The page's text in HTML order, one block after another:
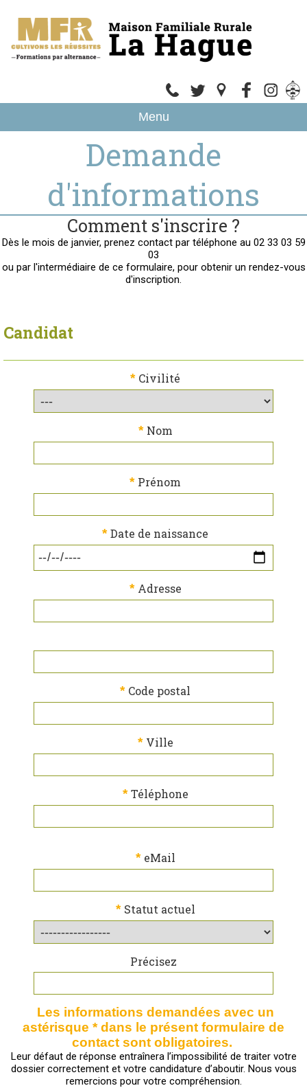
Menu
Demande
d'informations
Comment s'inscrire ?
Dès le mois de janvier, prenez contact par téléphone au 02 33 03 59
03
ou par l'intermédiaire de ce formulaire, pour obtenir un rendez-vous
d'inscription.
Candidat
* Civilité
* Nom
* Prénom
* Date de naissance
* Adresse
* Code postal
* Ville
* Téléphone
* eMail
* Statut actuel
Précisez
Les informations demandées avec un
astérisque * dans le présent formulaire de
contact sont obligatoires.
Leur défaut de réponse entraînera l’impossibilité de traiter votre
dossier correctement et votre candidature d’aboutir. Nous vous
remercions pour votre compréhension.